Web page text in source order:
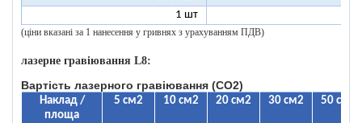
1 шт
(ціни вказані за 1 нанесення у гривнях з урахуванням ПДВ)
лазерне гравіювання L8:
Вартість лазерного гравіювання (CO2)
Наклад /
площа
5 см2 10 см2 20 см2 30 см2 50 см2